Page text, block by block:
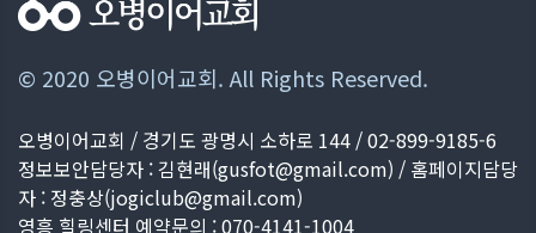
© 2020 오병이어교회. All Rights Reserved.
오병이어교회 / 경기도 광명시 소하로 144 / 02-899-9185-6
정보보안담당자 : 김현래(gusfot@gmail.com) / 홈페이지담당
자 : 정충상(jogiclub@gmail.com)
영흥 힐링센터 예약문의 : 070-4141-1004